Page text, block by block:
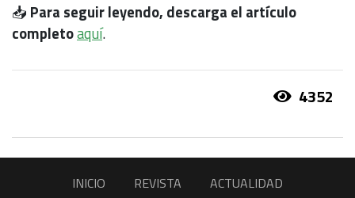
📥 Para seguir leyendo, descarga el artículo
completoaquí.
4352
INICIO REVISTA
ACTUALIDAD